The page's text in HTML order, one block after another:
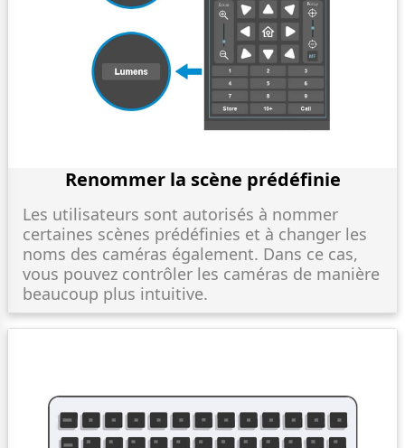
Renommer la scène prédéfinie
Les utilisateurs sont autorisés à nommer
certaines scènes prédéfinies et à changer les
noms des caméras également. Dans ce cas,
vous pouvez contrôler les caméras de manière
beaucoup plus intuitive.